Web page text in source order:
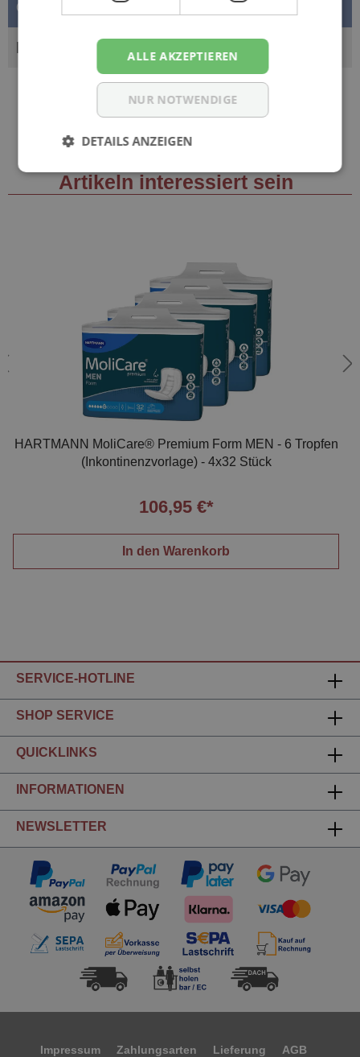
Optima TRIO…
BEWERTUNGEN
Artikeln interessiert sein
HARTMANN MoliCare® Premium Form MEN - 6 Tropfen
(Inkontinenzvorlage) - 4x32 Stück
106,95 €*
In den Warenkorb
SERVICE-HOTLINE
SHOP SERVICE
QUICKLINKS
INFORMATIONEN
NEWSLETTER
Impressum Zahlungsarten Lieferung AGB
ALLE AKZEPTIEREN
NUR NOTWENDIGE
DETAILS ANZEIGEN